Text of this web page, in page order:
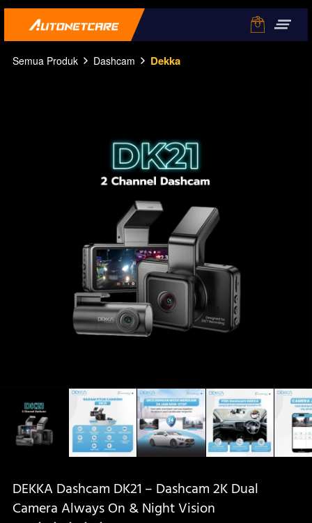
Semua Produk Dashcam Dekka
DEKKA Dashcam DK21 – Dashcam 2K Dual
Camera Always On & Night Vision